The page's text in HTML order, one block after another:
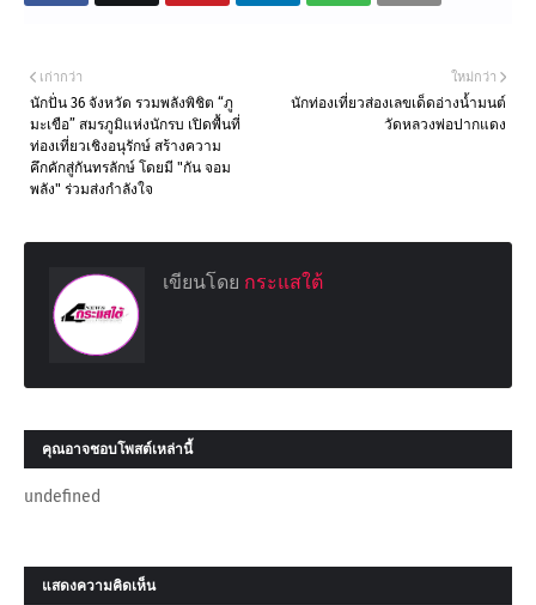
ใหม่กว่า
นักท่องเที่ยวส่องเลขเด็ดอ่างน้ำมนต์
วัดหลวงพ่อปากแดง
เก่ากว่า
นักปั่น 36 จังหวัด รวมพลังพิชิต “ภู
มะเขือ” สมรภูมิแห่งนักรบ เปิดพื้นที่
ท่องเที่ยวเชิงอนุรักษ์ สร้างความ
คึกคักสู่กันทรลักษ์ โดยมี "กัน จอม
พลัง" ร่วมส่งกำลังใจ
เขียนโดย กระแสใต้
คุณอาจชอบโพสต์เหล่านี้
undefined
แสดงความคิดเห็น